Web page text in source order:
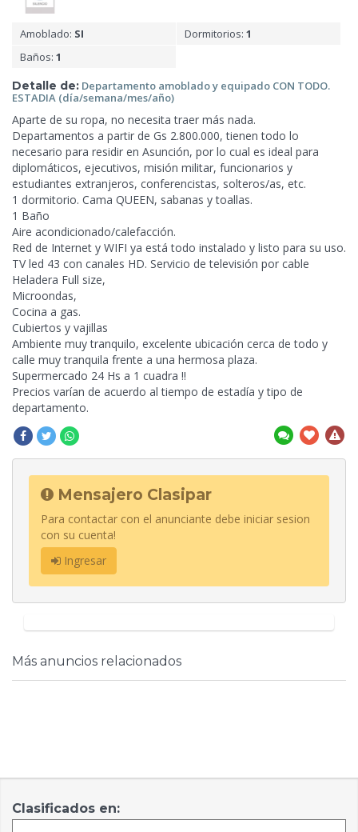
Amoblado: SI Dormitorios: 1
Baños: 1
Detalle de: Departamento amoblado y equipado CON TODO.
ESTADIA (día/semana/mes/año)
Aparte de su ropa, no necesita traer más nada.
Departamentos a partir de Gs 2.800.000, tienen todo lo
necesario para residir en Asunción, por lo cual es ideal para
diplomáticos, ejecutivos, misión militar, funcionarios y
estudiantes extranjeros, conferencistas, solteros/as, etc.
1 dormitorio. Cama QUEEN, sabanas y toallas.
1 Baño
Aire acondicionado/calefacción.
Red de Internet y WIFI ya está todo instalado y listo para su uso.
TV led 43 con canales HD. Servicio de televisión por cable
Heladera Full size,
Microondas,
Cocina a gas.
Cubiertos y vajillas
Ambiente muy tranquilo, excelente ubicación cerca de todo y
calle muy tranquila frente a una hermosa plaza.
Supermercado 24 Hs a 1 cuadra !!
Precios varían de acuerdo al tiempo de estadía y tipo de
departamento.
Mensajero Clasipar
Para contactar con el anunciante debe iniciar sesion
con su cuenta!
Ingresar
Más anuncios relacionados
Clasificados en: